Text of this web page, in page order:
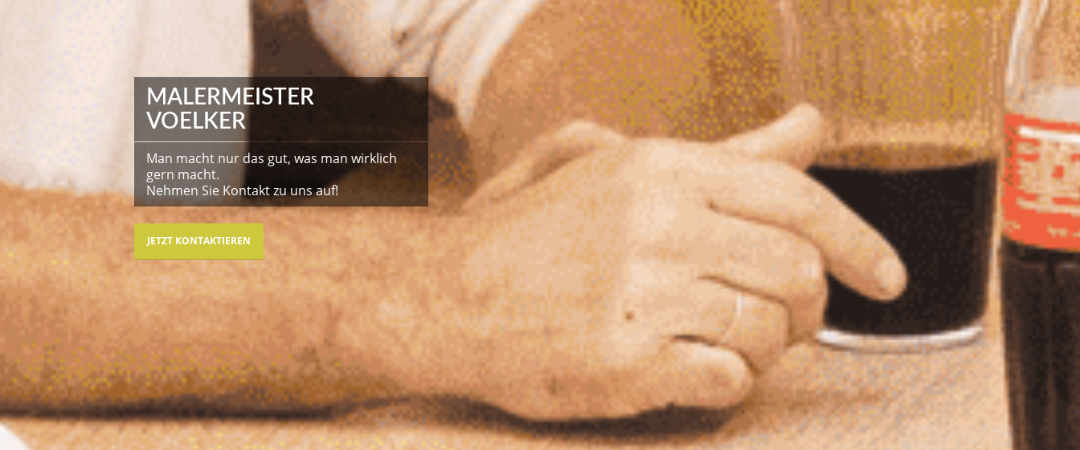
MALERMEISTER
VOELKER
Man macht nur das gut, was man wirklich
gern macht.
Nehmen Sie Kontakt zu uns auf!
JETZT KONTAKTIEREN